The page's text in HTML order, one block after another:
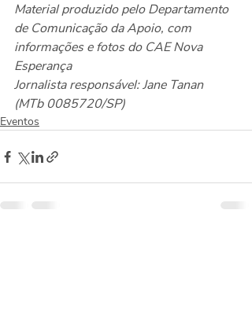
Material produzido pelo Departamento
de Comunicação da Apoio, com
informações e fotos do CAE Nova
Esperança
Jornalista responsável: Jane Tanan
(MTb 0085720/SP)
Eventos